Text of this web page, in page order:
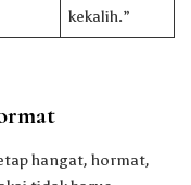
kekalih.”
hangat, hormat,